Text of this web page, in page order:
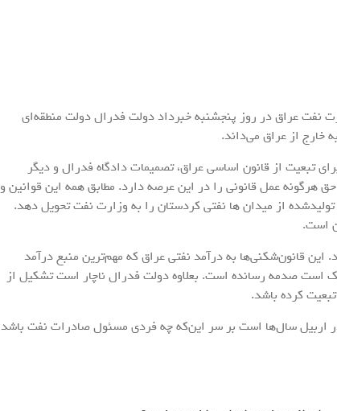
نفت عراق در روز پنجشنبه خبرداد دولت فدرال دولت منطقه‌ای
خارج از عراق می‌داند.
تبعیت از قانون اساسی عراق، تصمیمات دادگاه فدرال و دیگر
هرگونه عمل قانونی را در این عرصه دارد. مطابق همه این قوانین و
از میدان ها نفتی کردستان را به وزارت نفت تحویل دهد.
است.
قانون‌شکنی‌ها به درآمد نفتی عراق که مهم‌ترین منبع درآمد
است صدمه رسانده است. بعلاوه دولت فدرال ناچار است تشکیل از
کرده باشد.
اربیل سال‌ها است بر سر این‌که چه فردی مسئول صادرات نفت باشد